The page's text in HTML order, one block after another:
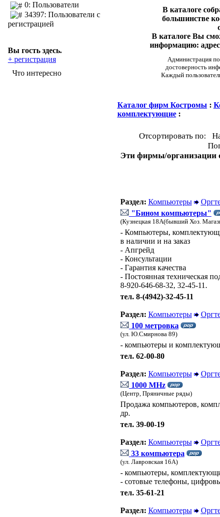
0: Пользователи
34397: Пользователи с
регистрацией
Вы гость здесь.
+ регистрация
Что интересно
В каталоге
большинстве
В каталоге Вы
информацию:
Администрация
достоверность
Каждый
Каталог фирм Костромы :
комплектующие:
Отсортировать по:
Эти фирмы/организации
Раздел: Компьютеры
"Бином компьютеры"
(Кузнецкая 18А(бывший Хоз.
- Компьютеры,
в наличии и на заказ
- Апгрейд
- Консультации
- Гарантия качества
- Постоянная техническая
8-920-646-68-32, 32-45-11.
тел. 8-(4942)-32-45-11
Раздел: Компьютеры
100 метровка
(ул. Ю.Смирнова 89)
- компьютеры и
тел. 62-00-80
Раздел: Компьютеры
1000 MHz
(Центр, Пряничные ряды)
Продажа компьютеров,
др.
тел. 39-00-19
Раздел: Компьютеры
33 компьютера
(ул. Лавровская 16А)
- компьютеры,
- сотовые телефоны,
тел. 35-61-21
Раздел: Компьютеры